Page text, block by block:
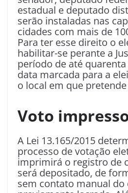
estadual e deputado
serão instaladas nas
cidades com mais de
Para ter esse direito o
habilitar-se perante a
período de até
data marcada para a
o local em que
Voto
A Lei 13.165/2015
processo de votação
imprimirá o registro de
será depositado, de
sem contato manual do